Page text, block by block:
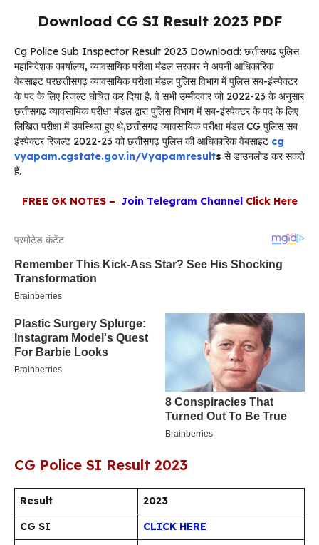
Download CG SI Result 2023 PDF
Cg Police Sub Inspector Result 2023 Download: छत्तीसगढ़ पुलिस
महानिदेशक कार्यालय, व्यावसायिक परीक्षा मंडल सरकार ने अपनी आधिकारिक
वेबसाइट परछत्तीसगढ़ व्यावसायिक परीक्षा मंडल पुलिस विभाग में पुलिस सब-इंस्पेक्टर
के पद के लिए रिजल्ट घोषित कर दिया है. वे सभी उम्मीदवार जो 2022-23 के अनुसार
छत्तीसगढ़ व्यावसायिक परीक्षा मंडल द्वारा पुलिस विभाग में सब-इंस्पेक्टर के पद के लिए
लिखित परीक्षा में उपस्थित हुए थे,छत्तीसगढ़ व्यावसायिक परीक्षा मंडल CG पुलिस सब
इंस्पेक्टर रिजल्ट 2022-23 को छत्तीसगढ़ पुलिस की आधिकारिक वेबसाइट cg
vyapam.cgstate.gov.in/Vyapamresults से डाउनलोड कर सकते
हैं.
FREE GK NOTES – Join Telegram Channel Click Here
CG Police SI Result 2023
Result
2023
CG SI
CLICK HERE